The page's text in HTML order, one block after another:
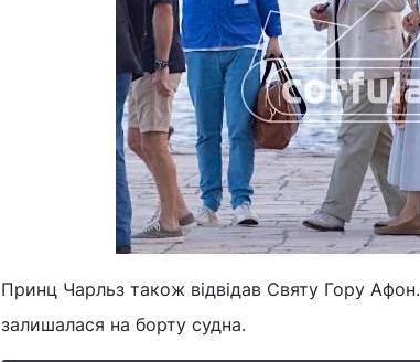
Принц Чарльз також відвідав Святу Гору
залишалася на борту судна.